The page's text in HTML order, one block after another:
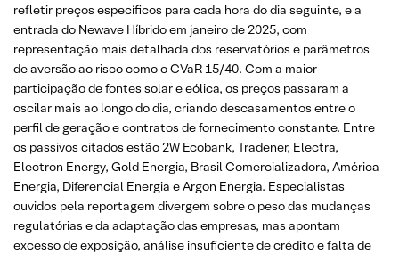
refletir preços específicos para cada hora do dia seguinte, e a
entrada do Newave Híbrido em janeiro de 2025, com
representação mais detalhada dos reservatórios e parâmetros
de aversão ao risco como o CVaR 15/40. Com a maior
participação de fontes solar e eólica, os preços passaram a
oscilar mais ao longo do dia, criando descasamentos entre o
perfil de geração e contratos de fornecimento constante. Entre
os passivos citados estão 2W Ecobank, Tradener, Electra,
Electron Energy, Gold Energia, Brasil Comercializadora, América
Energia, Diferencial Energia e Argon Energia. Especialistas
ouvidos pela reportagem divergem sobre o peso das mudanças
regulatórias e da adaptação das empresas, mas apontam
excesso de exposição, análise insuficiente de crédito e falta de